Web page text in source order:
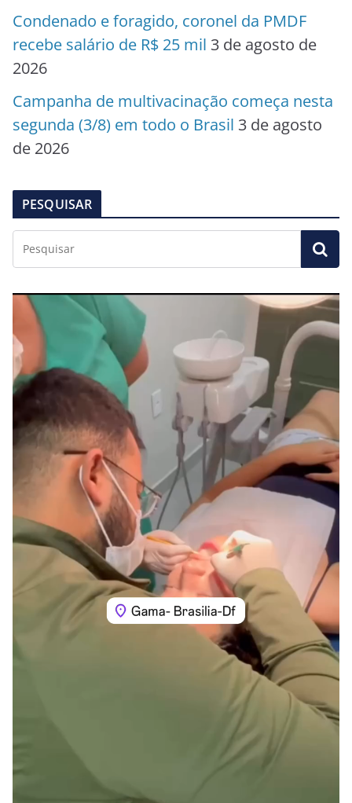
Condenado e foragido, coronel da PMDF
recebe salário de R$ 25 mil 3 de agosto de
2026
Campanha de multivacinação começa nesta
segunda (3/8) em todo o Brasil 3 de agosto
de 2026
PESQUISAR